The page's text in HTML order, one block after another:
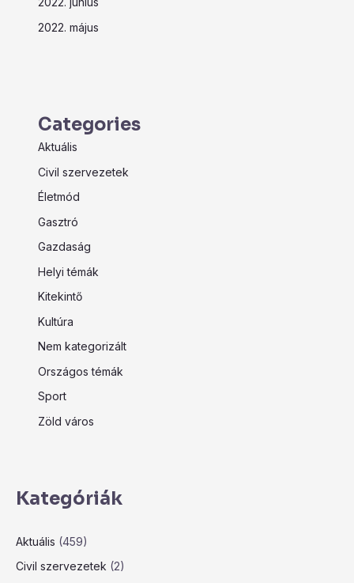
2022. május
Categories
Aktuális
Civil szervezetek
Életmód
Gasztró
Gazdaság
Helyi témák
Kitekintő
Kultúra
Nem kategorizált
Országos témák
Sport
Zöld város
Kategóriák
Aktuális (459)
Civil szervezetek (2)